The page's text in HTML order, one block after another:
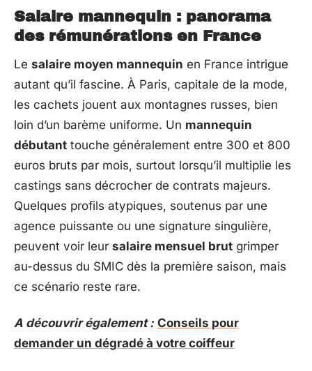
Salaire mannequin : panorama
des rémunérations en France
Le salaire moyen mannequin en France intrigue
autant qu’il fascine. À Paris, capitale de la mode,
les cachets jouent aux montagnes russes, bien
loin d’un barème uniforme. Un mannequin
débutant touche généralement entre 300 et 800
euros bruts par mois, surtout lorsqu’il multiplie les
castings sans décrocher de contrats majeurs.
Quelques profils atypiques, soutenus par une
agence puissante ou une signature singulière,
peuvent voir leur salaire mensuel brut grimper
au-dessus du SMIC dès la première saison, mais
ce scénario reste rare.
A découvrir également : Conseils pour
demander un dégradé à votre coiffeur